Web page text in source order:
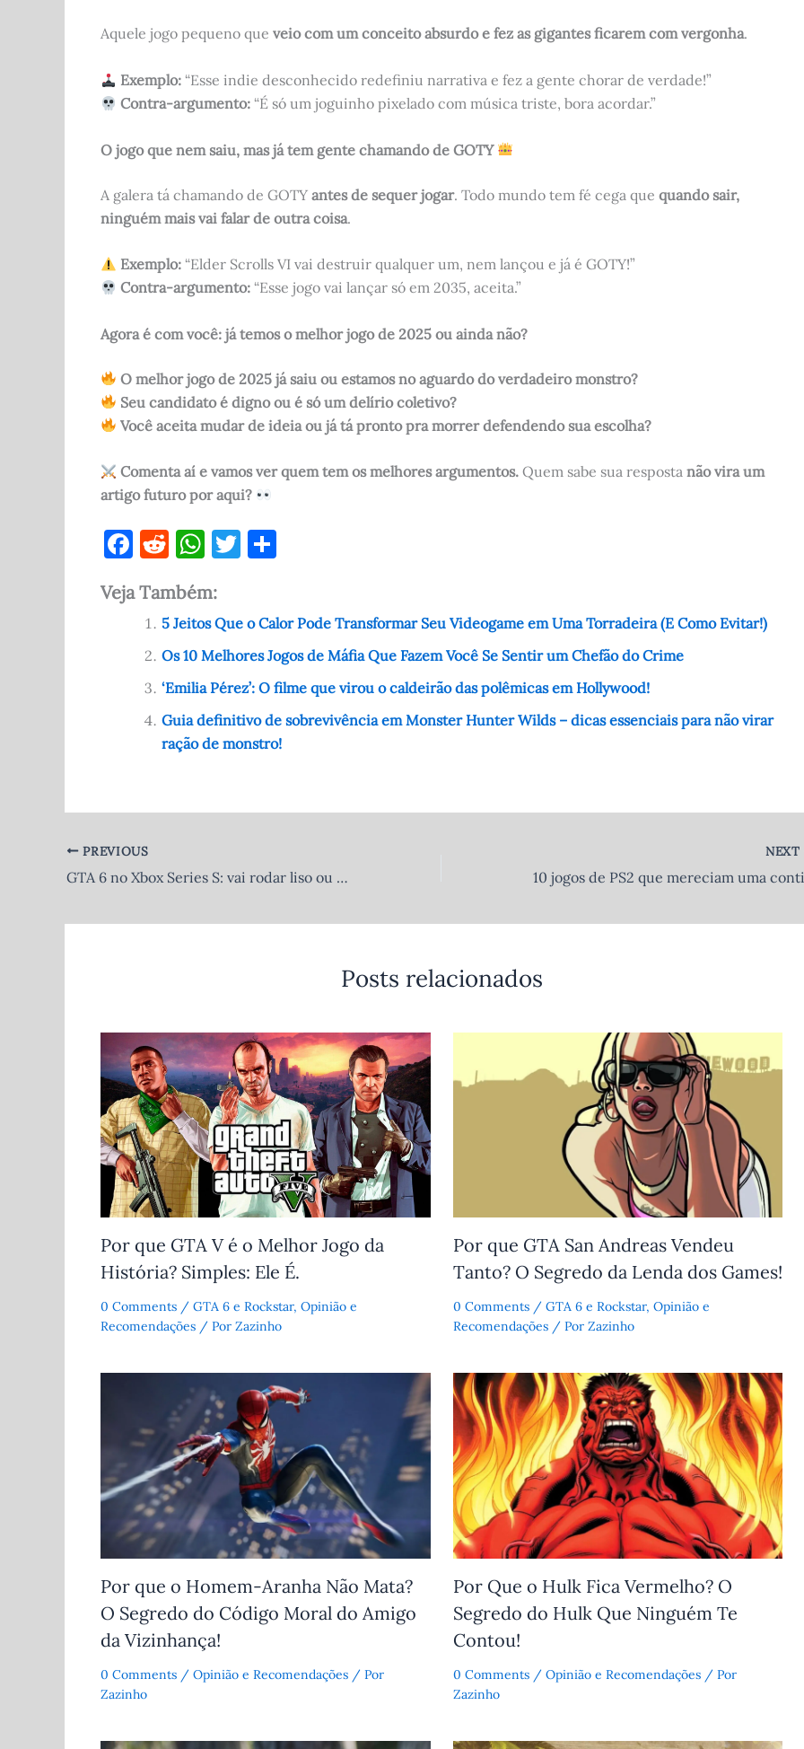
Aquele jogo pequeno que veio com um conceito absurdo e fez as gigantes ficarem com vergonha.
Exemplo: “Esse indie desconhecido redefiniu narrativa e fez a gente chorar de verdade!”
Contra-argumento: “É só um joguinho pixelado com música triste, bora acordar.”
O jogo que nem saiu, mas já tem gente chamando de GOTY
A galera tá chamando de GOTY antes de sequer jogar. Todo mundo tem fé cega que quando sair,
ninguém mais vai falar de outra coisa.
Exemplo: “Elder Scrolls VI vai destruir qualquer um, nem lançou e já é GOTY!”
Contra-argumento: “Esse jogo vai lançar só em 2035, aceita.”
Agora é com você: já temos o melhor jogo de 2025 ou ainda não?
O melhor jogo de 2025 já saiu ou estamos no aguardo do verdadeiro monstro?
Seu candidato é digno ou é só um delírio coletivo?
Você aceita mudar de ideia ou já tá pronto pra morrer defendendo sua escolha?
Comenta aí e vamos ver quem tem os melhores argumentos. Quem sabe sua respostanão vira um
artigo futuro por aqui?
F
c
e
b
o
o
R
d
di
t
W
at
s
A
p
p
T
te
r
e
Veja Também:
5 Jeitos Que o Calor Pode Transformar Seu Videogame em Uma Torradeira (E Como Evitar!)
Os 10 Melhores Jogos de Máfia Que Fazem Você Se Sentir um Chefão do Crime
‘Emilia Pérez’: O filme que virou o caldeirão das polêmicas em Hollywood!
Guia definitivo de sobrevivência em Monster Hunter Wilds – dicas essenciais para não virar
ração de monstro!
PREVIOUS
GTA 6 no Xbox Series S: vai rodar liso ou vai virar um PowerPoint?
NEXT
Posts relacionados
Por que GTA V é o Melhor Jogo da
História? Simples: Ele É.
0 Comments / GTA 6 e Rockstar, Opinião e
Recomendações / Por Zazinho
Por que GTA San Andreas Vendeu
Tanto? O Segredo da Lenda dos Games!
0 Comments / GTA 6 e Rockstar, Opinião e
Recomendações/ Por Zazinho
Por que o Homem-Aranha Não Mata?
O Segredo do Código Moral do Amigo
da Vizinhança!
0 Comments / Opinião e Recomendações / Por
Zazinho
Por Que o Hulk Fica Vermelho? O
Segredo do Hulk Que Ninguém Te
Contou!
0 Comments / Opinião e Recomendações/ Por
Zazinho